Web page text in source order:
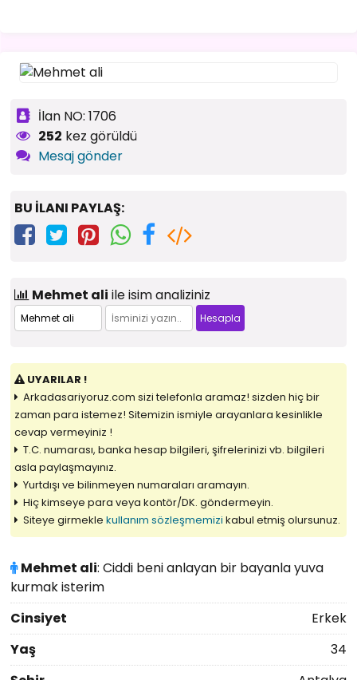
İlan NO: 1706
252 kez görüldü
Mesaj gönder
BU İLANI PAYLAŞ:
Mehmet ali ile isim analiziniz
UYARILAR !
Arkadasariyoruz.com sizi telefonla aramaz! sizden hiç bir
zaman para istemez! Sitemizin ismiyle arayanlara kesinlikle
cevap vermeyiniz !
T.C. numarası, banka hesap bilgileri, şifrelerinizi vb. bilgileri
asla paylaşmayınız.
Yurtdışı ve bilinmeyen numaraları aramayın.
Hiç kimseye para veya kontör/DK. göndermeyin.
Siteye girmekle kullanım sözleşmemizi kabul etmiş olursunuz.
Mehmet ali: Ciddi beni anlayan bir bayanla yuva
kurmak isterim
Cinsiyet
Erkek
Yaş
34